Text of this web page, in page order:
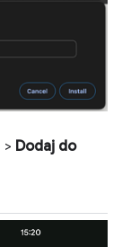
> Dodaj do